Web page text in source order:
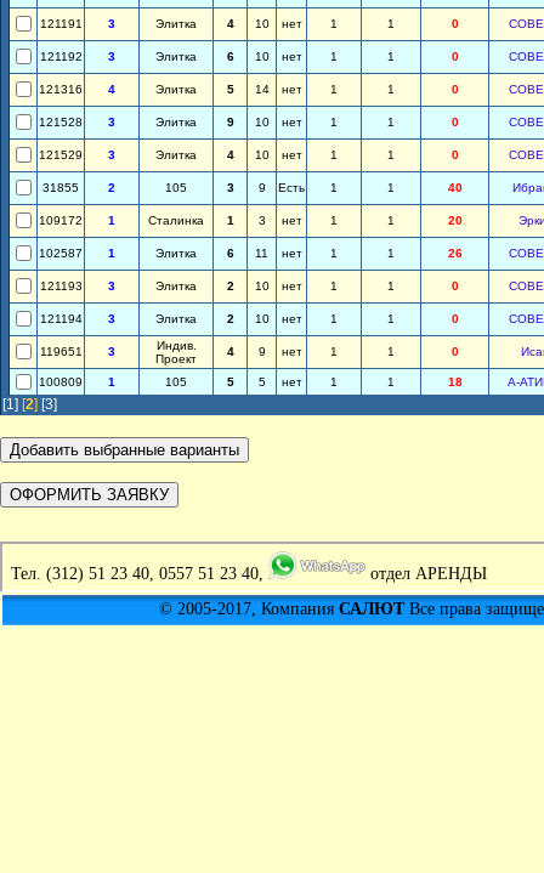
121191 3 Элитка 4 10 нет 1 1 0
121192 3 Элитка 6 10 нет 1 1 0
121316 4 Элитка 5 14 нет 1 1 0
121528 3 Элитка 9 10 нет 1 1 0
121529 3 Элитка 4 10 нет 1 1 0
31855 2 105 3 9 Есть 1 1 40
109172 1 Сталинка 1 3 нет 1 1 20
102587 1 Элитка 6 11 нет 1 1 26
121193 3 Элитка 2 10 нет 1 1 0
121194 3 Элитка 2 10 нет 1 1 0
119651 3
Индив.
Проект
4 9 нет 1 1 0
100809 1 105 5 5 нет 1 1 18 А-
[1] [2] [3]
Тел. (312) 51 23 40, 0557 51 23 40,
отдел АРЕНДЫ
© 2005-2017, Компания САЛЮТВсе права